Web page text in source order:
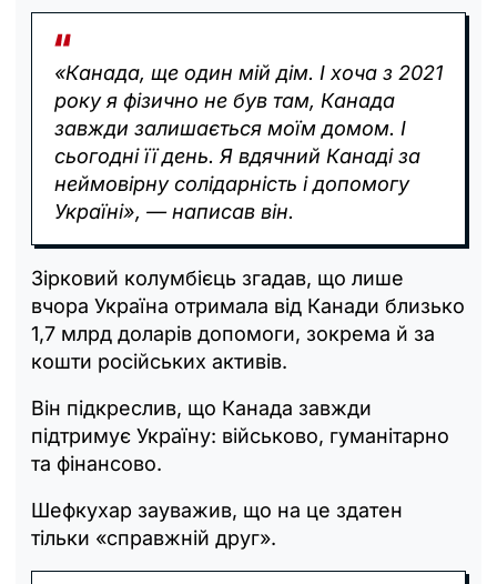
«Канада, ще один мій дім. І хоча з 2021
року я фізично не був там, Канада
завжди залишається моїм домом. І
сьогодні її день. Я вдячний Канаді за
неймовірну солідарність і допомогу
Україні», — написав він.
Зірковий колумбієць згадав, що лише
вчора Україна отримала від Канади близько
1,7 млрд доларів допомоги, зокрема й за
кошти російських активів.
Він підкреслив, що Канада завжди
підтримує Україну: військово, гуманітарно
та фінансово.
Шефкухар зауважив, що на це здатен
тільки «справжній друг».